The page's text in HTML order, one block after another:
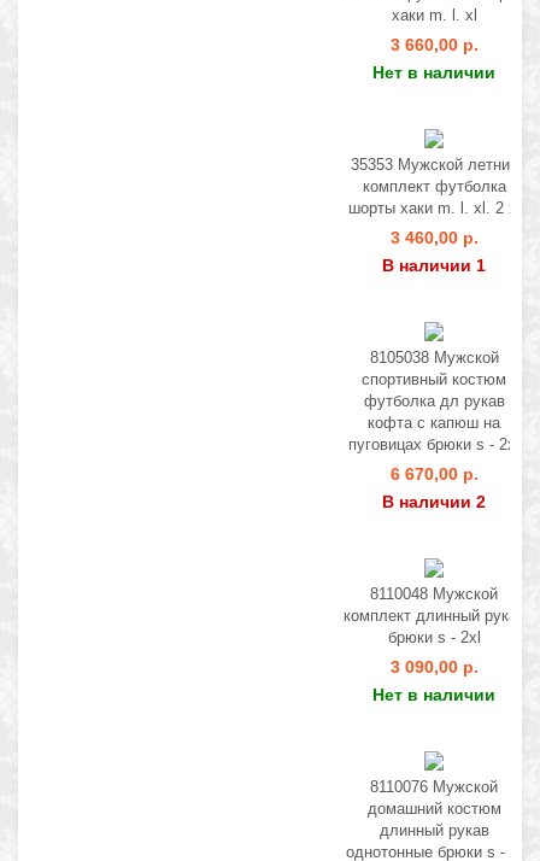
хаки m. l. xl
3 660,00 р.
Нет в наличии
35353 Мужской летний
комплект футболка
шорты хаки m. l. xl. 2 xl
3 460,00 р.
В наличии 1
8105038 Мужской
спортивный костюм
футболка дл рукав
кофта с капюш на
пуговицах брюки s - 2xl
6 670,00 р.
В наличии 2
8110048 Мужской
комплект длинный рукав
брюки s - 2xl
3 090,00 р.
Нет в наличии
8110076 Мужской
домашний костюм
длинный рукав
однотонные брюки s - xl